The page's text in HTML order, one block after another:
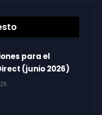
para el
(junio 2026)